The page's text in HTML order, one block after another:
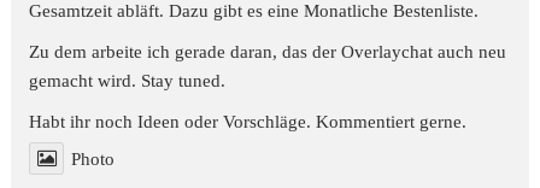
Gesamtzeit abläft. Dazu gibt es eine Monatliche Bestenliste.
Zu dem arbeite ich gerade daran, das der Overlaychat auch neu
gemacht wird. Stay tuned.
Habt ihr noch Ideen oder Vorschläge. Kommentiert gerne.
Photo